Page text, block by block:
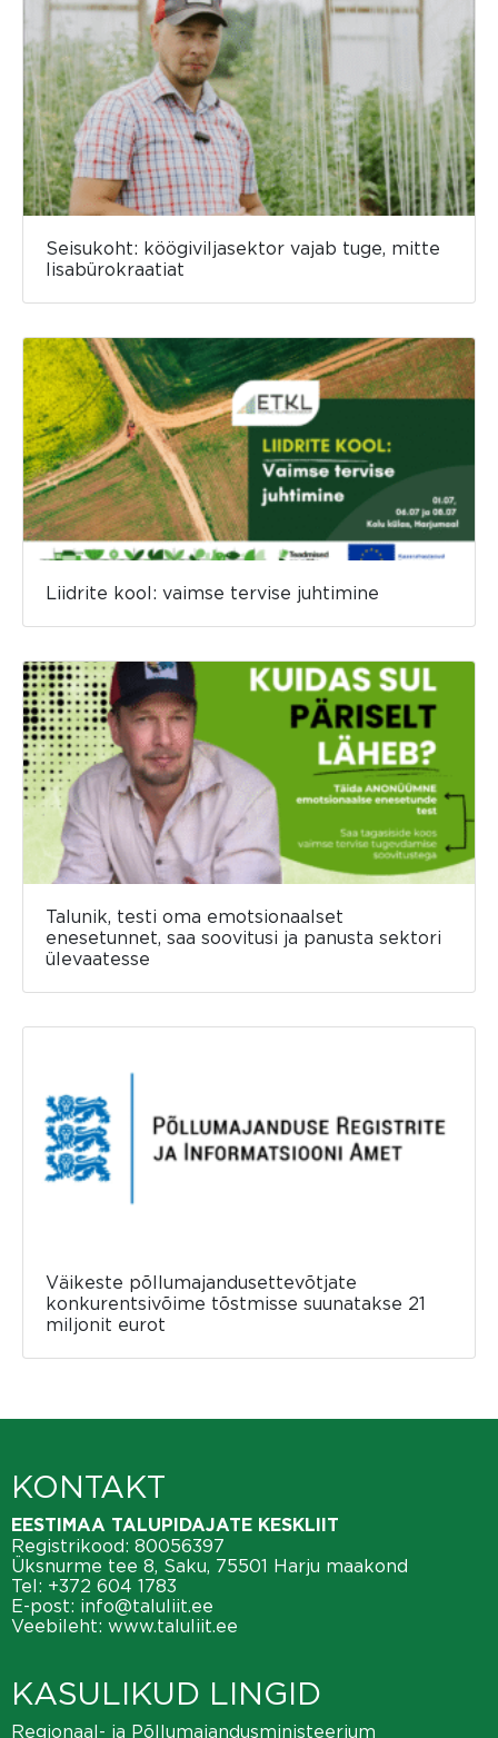
Seisukoht: köögiviljasektor vajab tuge, mitte
lisabürokraatiat
Liidrite kool: vaimse tervise juhtimine
Talunik, testi oma emotsionaalset
enesetunnet, saa soovitusi ja panusta sektori
ülevaatesse
Väikeste põllumajandusettevõtjate
konkurentsivõime tõstmisse suunatakse 21
miljonit eurot
KONTAKT
EESTIMAA TALUPIDAJATE KESKLIIT
Registrikood: 80056397
Üksnurme tee 8, Saku, 75501 Harju maakond
Tel: +372 604 1783
E-post: info@taluliit.ee
Veebileht: www.taluliit.ee
KASULIKUD LINGID
Regionaal- ja Põllumajandusministeerium